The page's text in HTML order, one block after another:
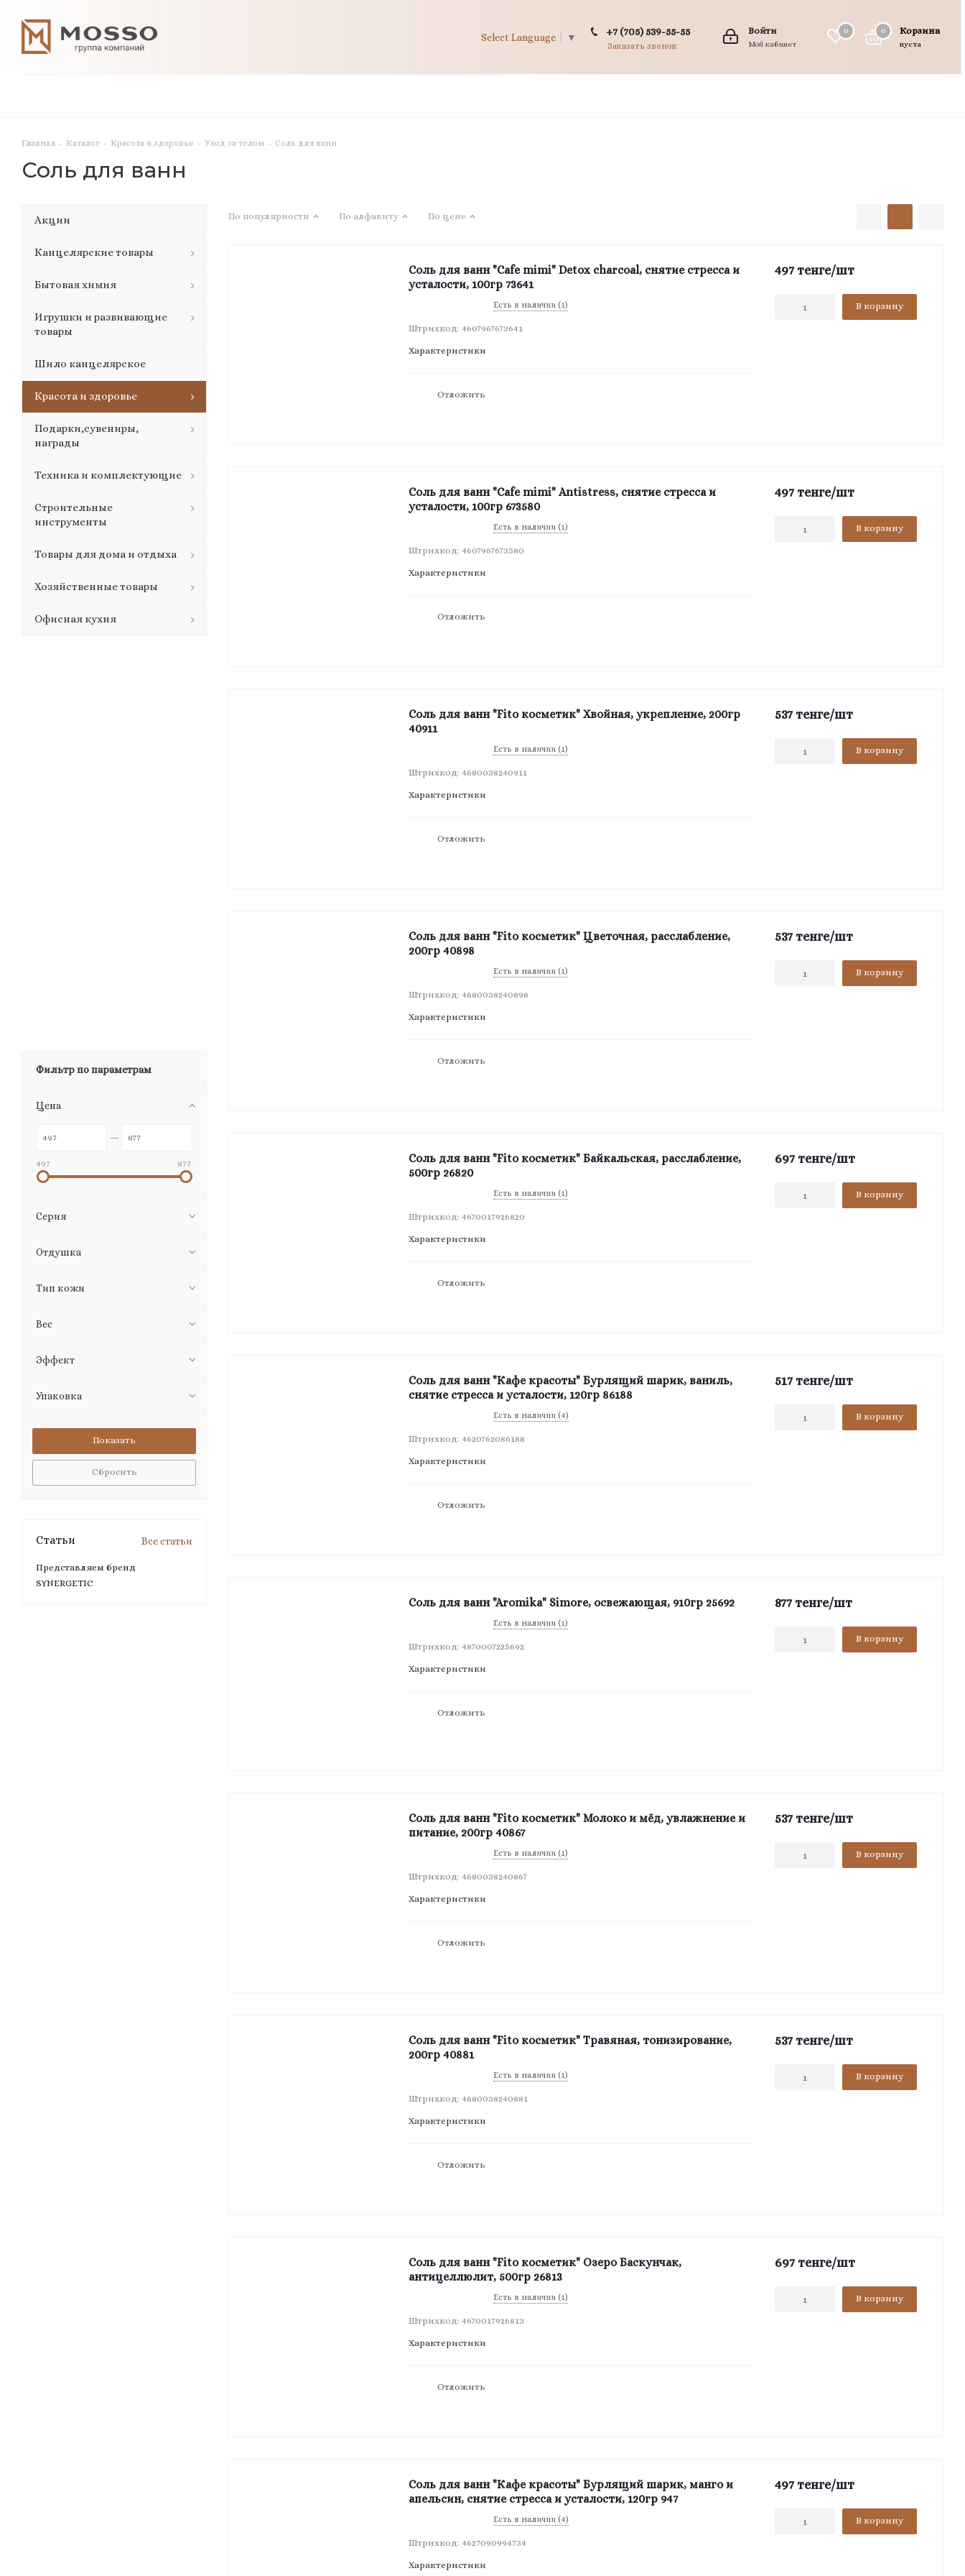
0 Корзина
0
пуста
0
Войти
Мой кабинет
Select Language ▼
+7 (705) 539-55-55
Заказать звонок
Главная - Каталог - Красота и здоровье - Уход за телом - Соль для ванн
Соль для ванн
По популярности По алфавиту По цене
Соль для ванн "Cafe mimi" Detox charcoal, снятие стресса и
усталости, 100гр 73641
Есть в наличии (1)
Штрихкод: 4607967673641
Характеристики
Отложить
497тенге/шт
В корзину
Соль для ванн "Cafe mimi" Antistress, снятие стресса и
усталости, 100гр 673580
Есть в наличии (1)
Штрихкод: 4607967673580
Характеристики
Отложить
497тенге/шт
В корзину
Соль для ванн "Fito косметик" Хвойная, укрепление, 200гр
40911
Есть в наличии (1)
Штрихкод: 4680038240911
Характеристики
Отложить
537тенге/шт
В корзину
Соль для ванн "Fito косметик" Цветочная, расслабление,
200гр 40898
Есть в наличии (1)
Штрихкод: 4680038240898
Характеристики
Отложить
537тенге/шт
В корзину
Соль для ванн "Fito косметик" Байкальская, расслабление,
500гр 26820
Есть в наличии (1)
Штрихкод: 4670017926820
Характеристики
Отложить
697тенге/шт
В корзину
Соль для ванн "Кафе красоты" Бурлящий шарик, ваниль,
снятие стресса и усталости, 120гр 86188
Есть в наличии (4)
Штрихкод: 4620762086188
Характеристики
Отложить
517тенге/шт
В корзину
Соль для ванн "Aromika" Simore, освежающая, 910гр 25692
Есть в наличии (1)
Штрихкод: 4870007225692
Характеристики
Отложить
877тенге/шт
В корзину
Соль для ванн "Fito косметик" Молоко и мёд, увлажнение и
питание, 200гр 40867
Есть в наличии (1)
Штрихкод: 4680038240867
Характеристики
Отложить
537тенге/шт
В корзину
Соль для ванн "Fito косметик" Травяная, тонизирование,
200гр 40881
Есть в наличии (1)
Штрихкод: 4680038240881
Характеристики
Отложить
537тенге/шт
В корзину
Соль для ванн "Fito косметик" Озеро Баскунчак,
антицеллюлит, 500гр 26813
Есть в наличии (1)
Штрихкод: 4670017926813
Характеристики
Отложить
697тенге/шт
В корзину
Соль для ванн "Кафе красоты" Бурлящий шарик, манго и
апельсин, снятие стресса и усталости, 120гр 947
Есть в наличии (4)
Штрихкод: 4627090994734
Характеристики
497тенге/шт
В корзину
Акции
Канцелярские товары
Бытовая химия
Игрушки и развивающие
товары
Шило канцелярское
Красота и здоровье
Подарки,сувениры,
награды
Техника и комплектующие
Строительные
инструменты
Товары для дома и отдыха
Хозяйственные товары
Офисная кухня
Фильтр по параметрам
Цена
497 877
Серия
Отдушка
Тип кожи
Вес
Эффект
Упаковка
Сбросить
Статьи Все статьи
Представляем бренд
SYNERGETIC